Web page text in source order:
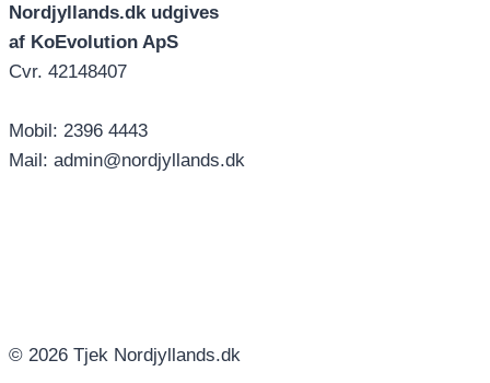
Nordjyllands.dk udgives
af KoEvolution ApS
Cvr. 42148407
Mobil: 2396 4443
Mail: admin@nordjyllands.dk
© 2026 Tjek Nordjyllands.dk